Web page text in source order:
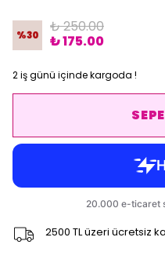
%30
₺ 250.00
₺ 175.00
2 iş günü içinde kargoda !
2500 TL üzeri ücretsiz